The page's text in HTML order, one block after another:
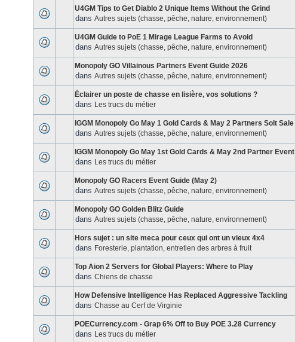
U4GM Tips to Get Diablo 2 Unique Items Without the Grind
dans Autres sujets (chasse, pêche, nature, environnement)
U4GM Guide to PoE 1 Mirage League Farms to Avoid
dans Autres sujets (chasse, pêche, nature, environnement)
Monopoly GO Villainous Partners Event Guide 2026
dans Autres sujets (chasse, pêche, nature, environnement)
Éclairer un poste de chasse en lisière, vos solutions ?
dans Les trucs du métier
IGGM Monopoly Go May 1 Gold Cards & May 2 Partners Solt Sale
dans Autres sujets (chasse, pêche, nature, environnement)
IGGM Monopoly Go May 1st Gold Cards & May 2nd Partner Event
dans Les trucs du métier
Monopoly GO Racers Event Guide (May 2)
dans Autres sujets (chasse, pêche, nature, environnement)
Monopoly GO Golden Blitz Guide
dans Autres sujets (chasse, pêche, nature, environnement)
Hors sujet : un site meca pour ceux qui ont un vieux 4x4
dans Foresterie, plantation, entretien des arbres à fruit
Top Aion 2 Servers for Global Players: Where to Play
dans Chiens de chasse
How Defensive Intelligence Has Replaced Aggressive Tackling
dans Chasse au Cerf de Virginie
POECurrency.com - Grap 6% Off to Buy POE 3.28 Currency
dans Les trucs du métier